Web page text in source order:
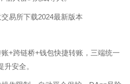
+跨链桥+钱包快捷转账，三端统一
安全。